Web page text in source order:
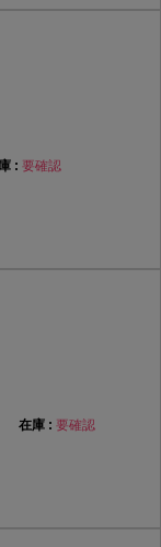
要確認
要確認